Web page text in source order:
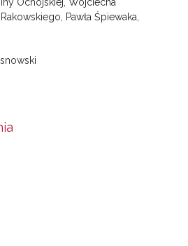
Pawła Śpiewaka,